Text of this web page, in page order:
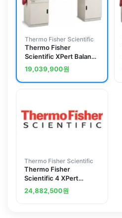
Thermo Fisher Scientific
Thermo Fisher
Scientific XPert Balance
Enclosures, Standard
Height: 72 in.W, 6ft.
Width
19,039,900원
Thermo Fisher Scientific
Thermo Fisher
Scientific 4 XPert
Filtered Balance Syste
(3950472)
24,882,500원